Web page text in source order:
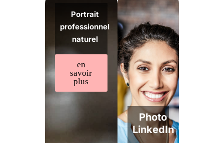
Portrait
professionnel
naturel
en
savoir
plus
Photo
LinkedIn